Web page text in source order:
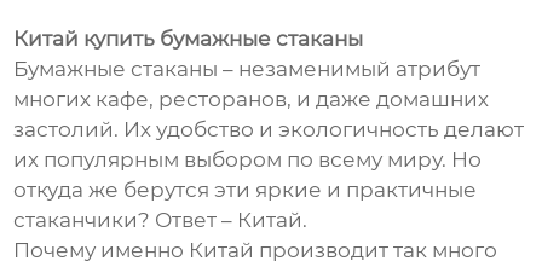
Китай купить бумажные стаканы
Бумажные стаканы – незаменимый атрибут
многих кафе, ресторанов, и даже домашних
застолий. Их удобство и экологичность делают
их популярным выбором по всему миру. Но
откуда же берутся эти яркие и практичные
стаканчики? Ответ – Китай.
Почему именно Китай производит так много